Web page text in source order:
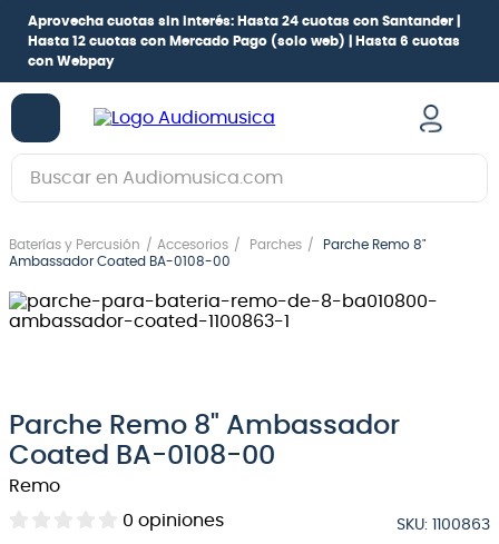
Aprovecha cuotas sin interés: Hasta 24 cuotas con Santander |
Hasta 12 cuotas con Mercado Pago (solo web) |
Hasta 6 cuotas
con Webpay
Buscar en Audiomusica.com
Baterías y Percusión Accesorios Parches
Parche Remo 8"
Ambassador Coated BA-0108-00
Parche Remo 8" Ambassador
Coated BA-0108-00
Remo
0 opiniones SKU: 1100863
1.
guitarra electrica
2.
bajo
5.
amplificador
6.
guitarra
7